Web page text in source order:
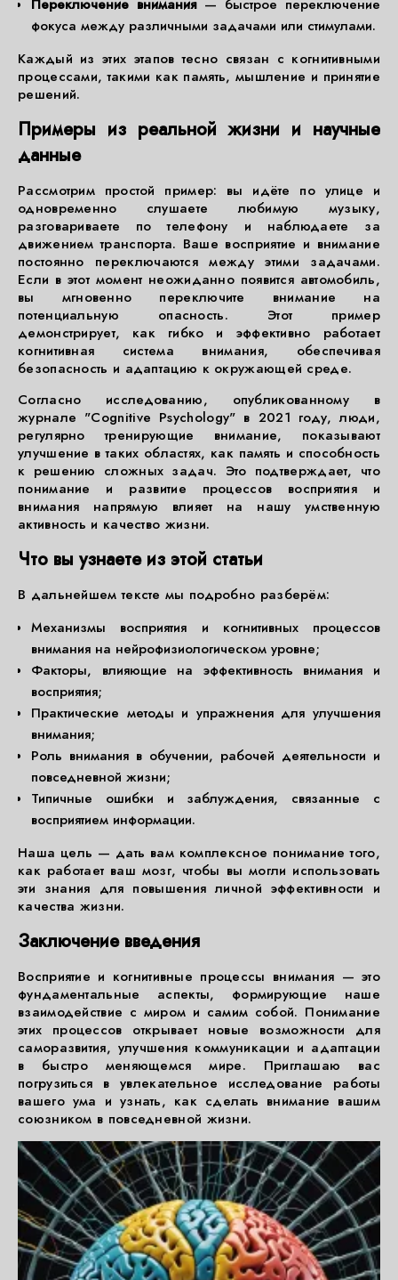
Переключение внимания— быстрое переключение
фокуса между различными задачами или стимулами.
Каждый из этих этапов тесно связан с когнитивными
процессами, такими как память, мышление и принятие
решений.
Примеры из реальной жизни и научные
данные
Рассмотрим простой пример: вы идёте по улице и
одновременно слушаете любимую музыку,
разговариваете по телефону и наблюдаете за
движением транспорта. Ваше восприятие и внимание
постоянно переключаются между этими задачами.
Если в этот момент неожиданно появится автомобиль,
вы мгновенно переключите внимание на
потенциальную опасность. Этот пример
демонстрирует, как гибко и эффективно работает
когнитивная система внимания, обеспечивая
безопасность и адаптацию к окружающей среде.
Согласно исследованию, опубликованному в
журнале "Cognitive Psychology" в 2021 году, люди,
регулярно тренирующие внимание, показывают
улучшение в таких областях, как память и способность
к решению сложных задач. Это подтверждает, что
понимание и развитие процессов восприятия и
внимания напрямую влияет на нашу умственную
активность и качество жизни.
Что вы узнаете из этой статьи
В дальнейшем тексте мы подробно разберём:
Механизмы восприятия и когнитивных процессов
внимания на нейрофизиологическом уровне;
Факторы, влияющие на эффективность внимания и
восприятия;
Практические методы и упражнения для улучшения
внимания;
Роль внимания в обучении, рабочей деятельности и
повседневной жизни;
Типичные ошибки и заблуждения, связанные с
восприятием информации.
Наша цель — дать вам комплексное понимание того,
как работает ваш мозг, чтобы вы могли использовать
эти знания для повышения личной эффективности и
качества жизни.
Заключение введения
Восприятие и когнитивные процессы внимания — это
фундаментальные аспекты, формирующие наше
взаимодействие с миром и самим собой. Понимание
этих процессов открывает новые возможности для
саморазвития, улучшения коммуникации и адаптации
в быстро меняющемся мире. Приглашаю вас
погрузиться в увлекательное исследование работы
вашего ума и узнать, как сделать внимание вашим
союзником в повседневной жизни.